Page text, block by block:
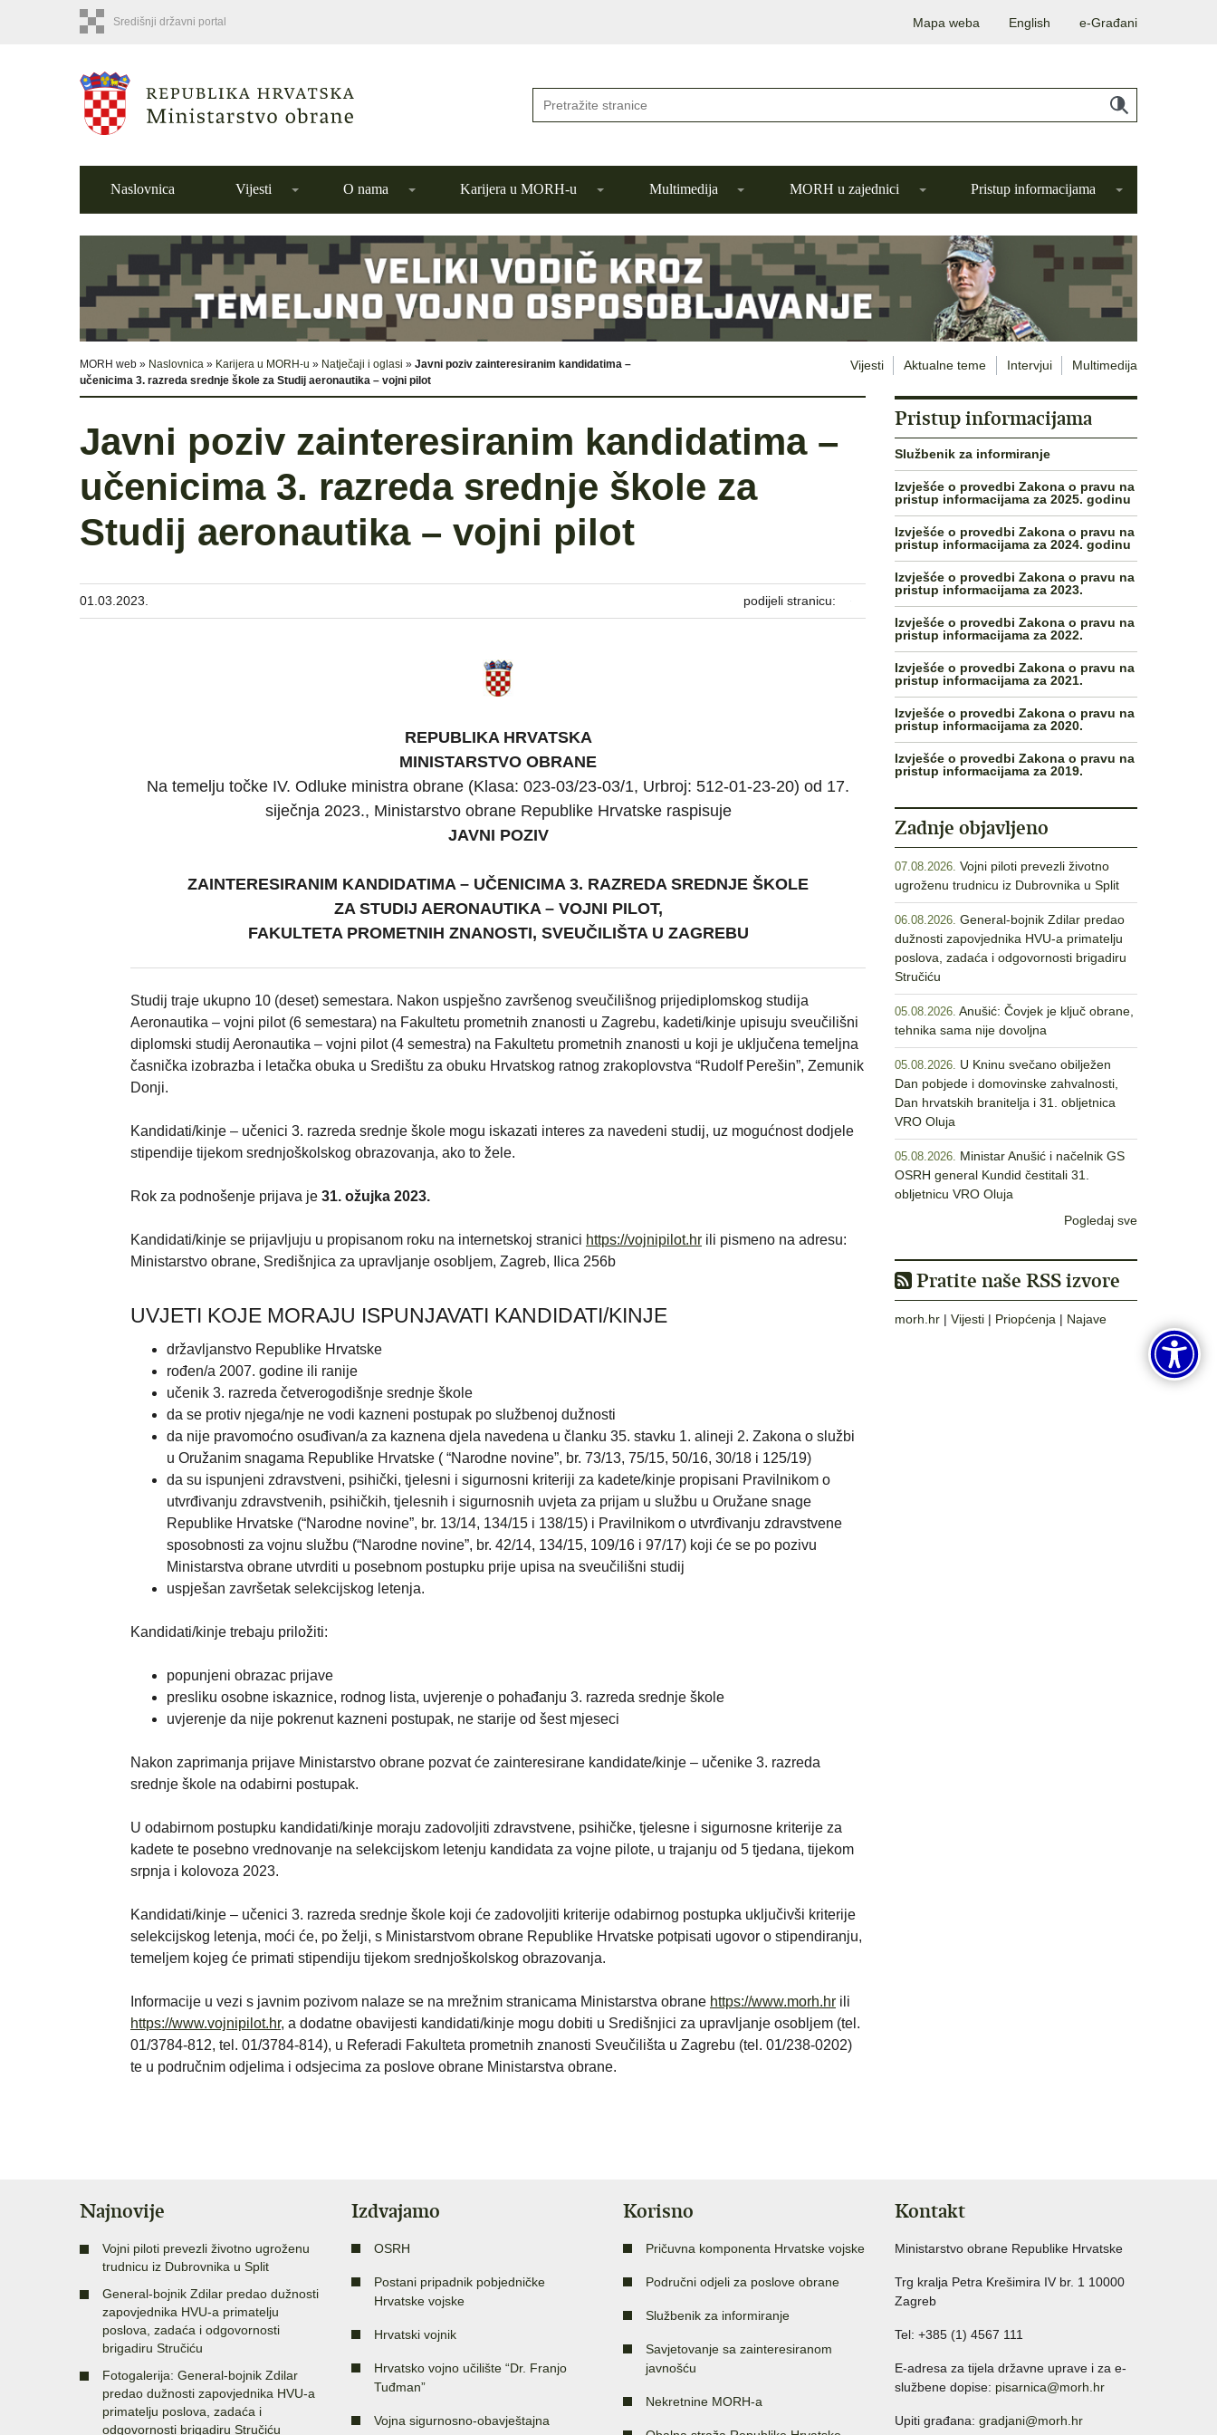
Središnji državni portal Mapa weba English e-Građani
Naslovnica Vijesti O nama Karijera u MORH-u Multimedija MORH u zajednici Pristup informacijama
MORH web » Naslovnica » Karijera u MORH-u » Natječaji i oglasi » Javni poziv zainteresiranim kandidatima –
učenicima 3. razreda srednje škole za Studij aeronautika – vojni pilot
Vijesti Aktualne teme Intervjui Multimedija
Javni poziv zainteresiranim kandidatima –
učenicima 3. razreda srednje škole za
Studij aeronautika – vojni pilot
01.03.2023. podijeli stranicu:
REPUBLIKA HRVATSKA
MINISTARSTVO OBRANE
Na temelju točke IV. Odluke ministra obrane (Klasa: 023-03/23-03/1, Urbroj: 512-01-23-20) od 17.
siječnja 2023., Ministarstvo obrane Republike Hrvatske raspisuje
JAVNI POZIV
ZAINTERESIRANIM KANDIDATIMA – UČENICIMA 3. RAZREDA SREDNJE ŠKOLE
ZA STUDIJ AERONAUTIKA – VOJNI PILOT,
FAKULTETA PROMETNIH ZNANOSTI, SVEUČILIŠTA U ZAGREBU
Studij traje ukupno 10 (deset) semestara. Nakon uspješno završenog sveučilišnog prijediplomskog studija
Aeronautika – vojni pilot (6 semestara) na Fakultetu prometnih znanosti u Zagrebu, kadeti/kinje upisuju sveučilišni
diplomski studij Aeronautika – vojni pilot (4 semestra) na Fakultetu prometnih znanosti u koji je uključena temeljna
časnička izobrazba i letačka obuka u Središtu za obuku Hrvatskog ratnog zrakoplovstva “Rudolf Perešin”, Zemunik
Donji.
Kandidati/kinje – učenici 3. razreda srednje škole mogu iskazati interes za navedeni studij, uz mogućnost dodjele
stipendije tijekom srednjoškolskog obrazovanja, ako to žele.
Rok za podnošenje prijava je 31. ožujka 2023.
Kandidati/kinje se prijavljuju u propisanom roku na internetskoj stranici https://vojnipilot.hr ili pismeno na adresu:
Ministarstvo obrane, Središnjica za upravljanje osobljem, Zagreb, Ilica 256b
UVJETI KOJE MORAJU ISPUNJAVATI KANDIDATI/KINJE
državljanstvo Republike Hrvatske
rođen/a 2007. godine ili ranije
učenik 3. razreda četverogodišnje srednje škole
da se protiv njega/nje ne vodi kazneni postupak po službenoj dužnosti
da nije pravomoćno osuđivan/a za kaznena djela navedena u članku 35. stavku 1. alineji 2. Zakona o službi
u Oružanim snagama Republike Hrvatske ( “Narodne novine”, br. 73/13, 75/15, 50/16, 30/18 i 125/19)
da su ispunjeni zdravstveni, psihički, tjelesni i sigurnosni kriteriji za kadete/kinje propisani Pravilnikom o
utvrđivanju zdravstvenih, psihičkih, tjelesnih i sigurnosnih uvjeta za prijam u službu u Oružane snage
Republike Hrvatske (“Narodne novine”, br. 13/14, 134/15 i 138/15) i Pravilnikom o utvrđivanju zdravstvene
sposobnosti za vojnu službu (“Narodne novine”, br. 42/14, 134/15, 109/16 i 97/17) koji će se po pozivu
Ministarstva obrane utvrditi u posebnom postupku prije upisa na sveučilišni studij
uspješan završetak selekcijskog letenja.
Kandidati/kinje trebaju priložiti:
popunjeni obrazac prijave
presliku osobne iskaznice, rodnog lista, uvjerenje o pohađanju 3. razreda srednje škole
uvjerenje da nije pokrenut kazneni postupak, ne starije od šest mjeseci
Nakon zaprimanja prijave Ministarstvo obrane pozvat će zainteresirane kandidate/kinje – učenike 3. razreda
srednje škole na odabirni postupak.
U odabirnom postupku kandidati/kinje moraju zadovoljiti zdravstvene, psihičke, tjelesne i sigurnosne kriterije za
kadete te posebno vrednovanje na selekcijskom letenju kandidata za vojne pilote, u trajanju od 5 tjedana, tijekom
srpnja i kolovoza 2023.
Kandidati/kinje – učenici 3. razreda srednje škole koji će zadovoljiti kriterije odabirnog postupka uključivši kriterije
selekcijskog letenja, moći će, po želji, s Ministarstvom obrane Republike Hrvatske potpisati ugovor o stipendiranju,
temeljem kojeg će primati stipendiju tijekom srednjoškolskog obrazovanja.
Informacije u vezi s javnim pozivom nalaze se na mrežnim stranicama Ministarstva obrane https://www.morh.hr ili
https://www.vojnipilot.hr, a dodatne obavijesti kandidati/kinje mogu dobiti u Središnjici za upravljanje osobljem (tel.
01/3784-812, tel. 01/3784-814), u Referadi Fakulteta prometnih znanosti Sveučilišta u Zagrebu (tel. 01/238-0202)
te u područnim odjelima i odsjecima za poslove obrane Ministarstva obrane.
Pristup informacijama
Službenik za informiranje
Izvješće o provedbi Zakona o pravu na
pristup informacijama za 2025. godinu
Izvješće o provedbi Zakona o pravu na
pristup informacijama za 2024. godinu
Izvješće o provedbi Zakona o pravu na
pristup informacijama za 2023.
Izvješće o provedbi Zakona o pravu na
pristup informacijama za 2022.
Izvješće o provedbi Zakona o pravu na
pristup informacijama za 2021.
Izvješće o provedbi Zakona o pravu na
pristup informacijama za 2020.
Izvješće o provedbi Zakona o pravu na
pristup informacijama za 2019.
Zadnje objavljeno
07.08.2026. Vojni piloti prevezli životno
ugroženu trudnicu iz Dubrovnika u Split
06.08.2026. General-bojnik Zdilar predao
dužnosti zapovjednika HVU-a primatelju
poslova, zadaća i odgovornosti brigadiru
Stručiću
05.08.2026. Anušić: Čovjek je ključ obrane,
tehnika sama nije dovoljna
05.08.2026.
U Kninu svečano obilježen
Dan pobjede i domovinske zahvalnosti,
Dan hrvatskih branitelja i 31. obljetnica
VRO Oluja
05.08.2026.
Ministar Anušić i načelnik GS
OSRH general Kundid čestitali 31.
obljetnicu VRO Oluja
Pogledaj sve
Pratite naše RSS izvore
morh.hr | Vijesti | Priopćenja | Najave
Najnovije
Vojni piloti prevezli životno ugroženu
trudnicu iz Dubrovnika u Split
General-bojnik Zdilar predao dužnosti
zapovjednika HVU-a primatelju
poslova, zadaća i odgovornosti
brigadiru Stručiću
Fotogalerija: General-bojnik Zdilar
predao dužnosti zapovjednika HVU-a
primatelju poslova, zadaća i
odgovornosti brigadiru Stručiću
Izdvajamo
OSRH
Postani pripadnik pobjedničke
Hrvatske vojske
Hrvatski vojnik
Hrvatsko vojno učilište “Dr. Franjo
Tuđman”
Vojna sigurnosno-obavještajna
Korisno
Pričuvna komponenta Hrvatske vojske
Područni odjeli za poslove obrane
Službenik za informiranje
Savjetovanje sa zainteresiranom
javnošću
Nekretnine MORH-a
Kontakt
Ministarstvo obrane Republike Hrvatske
Trg kralja Petra Krešimira IV br. 1 10000
Zagreb
Tel: +385 (1) 4567 111
E-adresa za tijela državne uprave i za e-
službene dopise: pisarnica@morh.hr
Upiti građana: gradjani@morh.hr